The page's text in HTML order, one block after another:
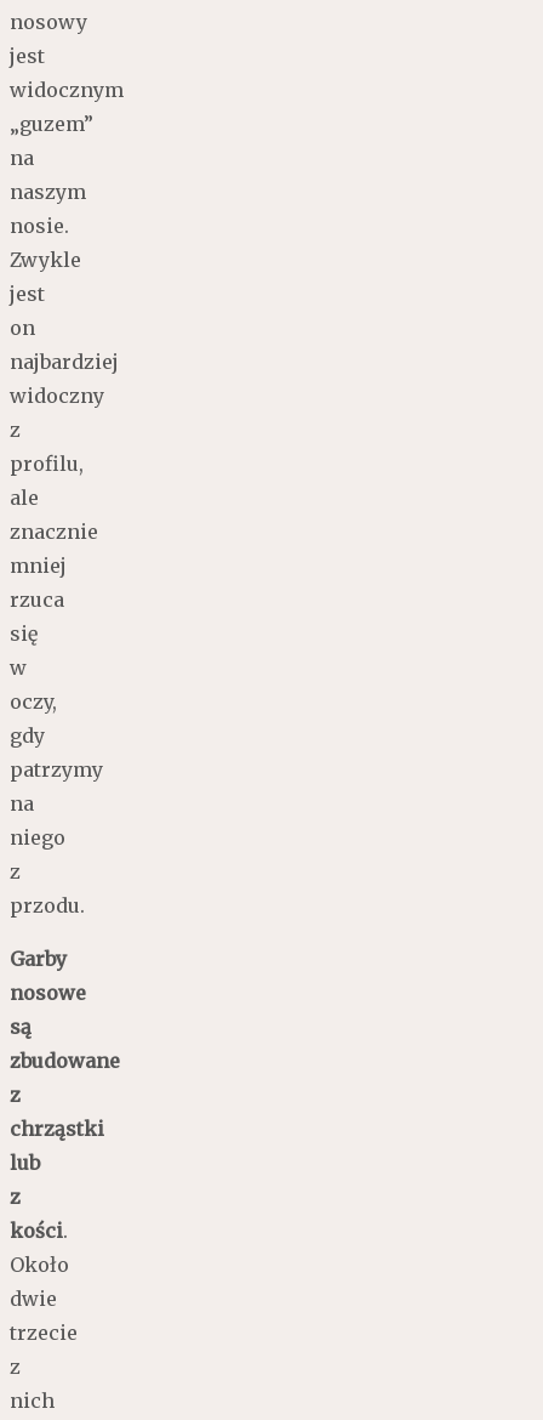
nosowy
jest
widocznym
„guzem”
na
naszym
nosie.
Zwykle
jest
on
najbardziej
widoczny
z
profilu,
ale
znacznie
mniej
rzuca
się
w
oczy,
gdy
patrzymy
na
niego
z
przodu.
Garby
nosowe
są
zbudowane
z
chrząstki
lub
z
kości.
Około
dwie
trzecie
z
nich